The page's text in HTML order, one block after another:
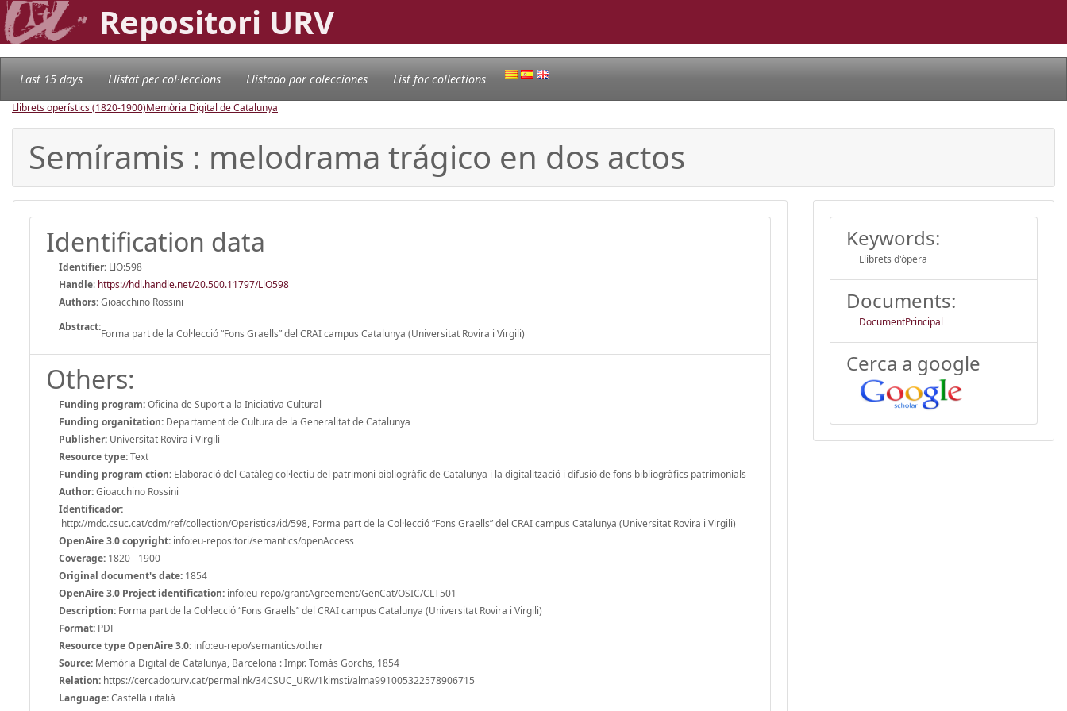
Repositori URV
Last 15 days Llistat per col·leccions Llistado por colecciones List for collections
Llibrets operístics (1820-1900)Memòria Digital de Catalunya
Semíramis : melodrama trágico en dos actos
Identification data
Identifier: LlO:598
Handle: https://hdl.handle.net/20.500.11797/LlO598
Authors:Gioacchino Rossini
Abstract:
Forma part de la Col·lecció “Fons Graells” del CRAI campus Catalunya (Universitat Rovira i Virgili)
Others:
Funding program:Oficina de Suport a la Iniciativa Cultural
Funding organitation: Departament de Cultura de la Generalitat de Catalunya
Publisher: Universitat Rovira i Virgili
Resource type:Text
Funding program ction: Elaboració del Catàleg col·lectiu del patrimoni bibliogràfic de Catalunya i la digitalització i difusió de fons bibliogràfics patrimonials
Author:Gioacchino Rossini
Identificador:
http://mdc.csuc.cat/cdm/ref/collection/Operistica/id/598, Forma part de la Col·lecció “Fons Graells” del CRAI campus Catalunya (Universitat Rovira i Virgili)
OpenAire 3.0 copyright: info:eu-repositori/semantics/openAccess
Coverage: 1820 - 1900
Original document's date: 1854
OpenAire 3.0 Project identification: info:eu-repo/grantAgreement/GenCat/OSIC/CLT501
Description: Forma part de la Col·lecció “Fons Graells” del CRAI campus Catalunya (Universitat Rovira i Virgili)
Format: PDF
Resource type OpenAire 3.0: info:eu-repo/semantics/other
Source: Memòria Digital de Catalunya, Barcelona : Impr. Tomás Gorchs, 1854
Relation: https://cercador.urv.cat/permalink/34CSUC_URV/1kimsti/alma991005322578906715
Language:Castellà i italià
Keywords:
Llibrets d'òpera
Documents:
DocumentPrincipal
Cerca a google